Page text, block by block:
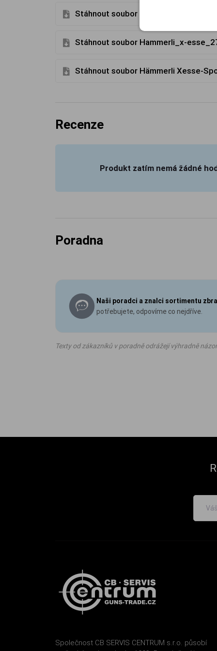
Stáhnout soubor Hammerli 208.pdf
Stáhnout soubor Hammerli_x-
Stáhnout soubor Hämmerli Xesse-
Recenze
Produkt zatím nemá žádné
Poradna
Naši poradci a znalci sortimentu
potřebujete, odpovíme co nejdříve.
Texty od zákazníků v poradně odrážejí výhradně
Společnost CB SERVIS CENTRUM s.r.o. působí